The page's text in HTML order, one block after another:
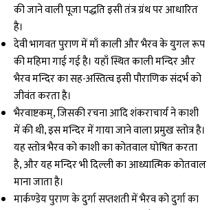
की जाने वाली पूजा पद्धति इसी तंत्र ग्रंथ पर आधारित
है।
देवी भागवत पुराण में माँ काली और भैरव के युगल रूप
की महिमा गाई गई है। यहाँ स्थित काली मन्दिर और
भैरव मन्दिर का सह-अस्तित्व इसी पौराणिक संदर्भ को
जीवंत करता है।
भैरवाष्टकम्, जिसकी रचना आदि शंकराचार्य ने काशी
में की थी, इस मन्दिर में गाया जाने वाला प्रमुख स्तोत्र है।
यह स्तोत्र भैरव को काशी का कोतवाल घोषित करता
है, और यह मन्दिर भी दिल्ली का आध्यात्मिक कोतवाल
माना जाता है।
मार्कण्डेय पुराण के दुर्गा सप्तशती में भैरव को दुर्गा का